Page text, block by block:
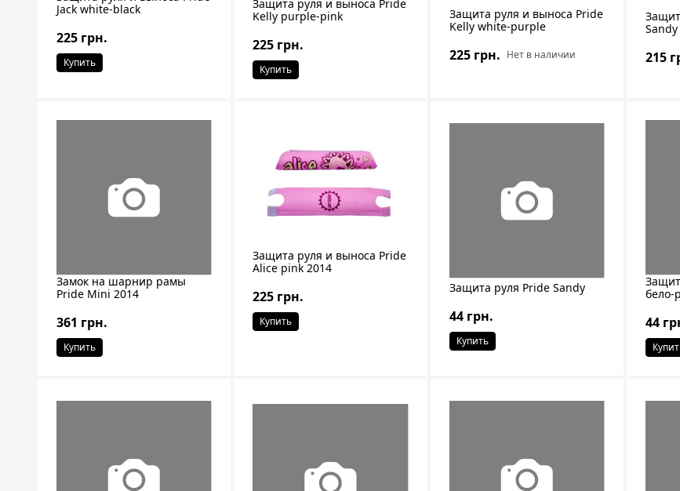
Jack white-black
225 грн.
Купить
Защита руля и выноса Pride
Kelly purple-pink
225 грн.
Купить
Защита руля и выноса Pride
Kelly white-purple
225 грн. Нет в наличии 215
Замок на шарнир рамы
Pride Mini 2014
361 грн.
Купить
Защита руля и выноса Pride
Alice pink 2014
225 грн.
Купить
Защита руля Pride Sandy
44 грн.
Купить
бело-
44